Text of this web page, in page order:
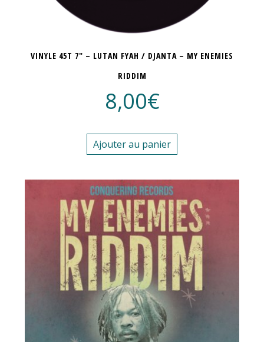
VINYLE 45T 7″ – LUTAN FYAH / DJANTA – MY ENEMIES
RIDDIM
8,00€
Ajouter au panier